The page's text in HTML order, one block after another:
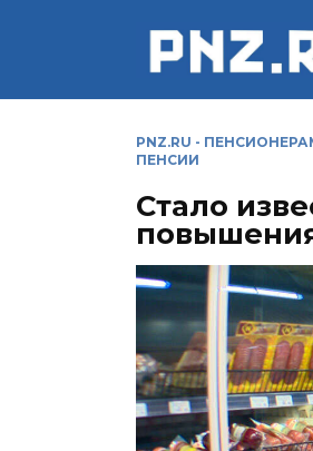
PNZ.RU -
ПЕНСИИ
Стало